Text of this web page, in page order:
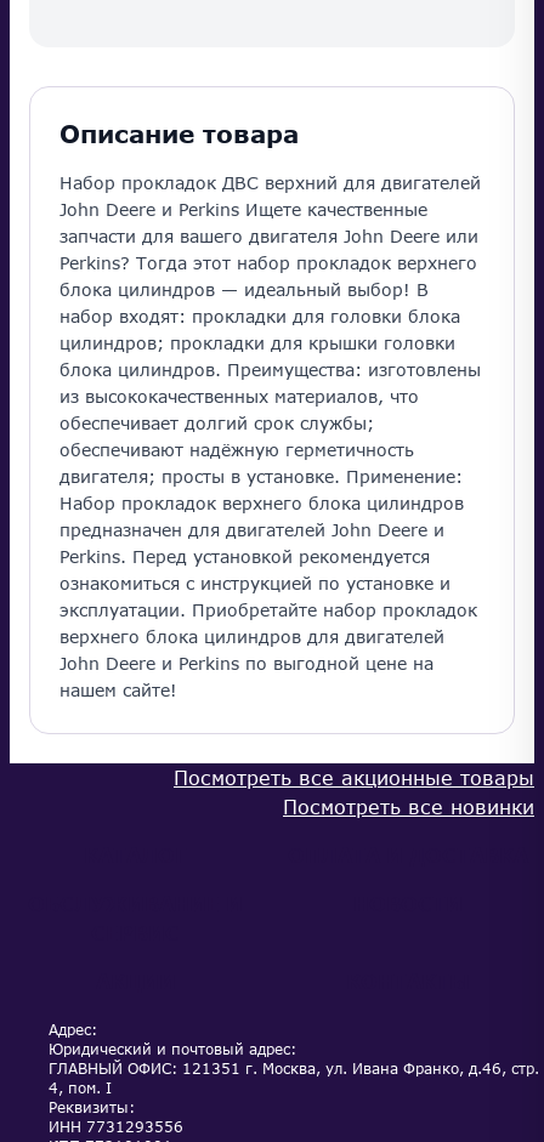
Описание товара
Набор прокладок ДВС верхний для двигателей
John Deere и Perkins Ищете качественные
запчасти для вашего двигателя John Deere или
Perkins? Тогда этот набор прокладок верхнего
блока цилиндров — идеальный выбор! В
набор входят: прокладки для головки блока
цилиндров; прокладки для крышки головки
блока цилиндров. Преимущества: изготовлены
из высококачественных материалов, что
обеспечивает долгий срок службы;
обеспечивают надёжную герметичность
двигателя; просты в установке. Применение:
Набор прокладок верхнего блока цилиндров
предназначен для двигателей John Deere и
Perkins. Перед установкой рекомендуется
ознакомиться с инструкцией по установке и
эксплуатации. Приобретайте набор прокладок
верхнего блока цилиндров для двигателей
John Deere и Perkins по выгодной цене на
нашем сайте!
Посмотреть все акционные товары
Посмотреть все новинки
Адрес:
Юридический и почтовый адрес:
ГЛАВНЫЙ ОФИС: 121351 г. Москва, ул. Ивана Франко, д.46, стр.
4, пом. I
Реквизиты:
ИНН 7731293556